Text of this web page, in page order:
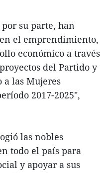
su parte, han
el emprendimiento,
económico a través
del Partido y
a las Mujeres
2017-2025",
las nobles
todo el país para
y apoyar a sus